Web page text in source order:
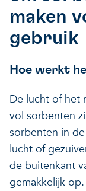
maken
gebruik
Hoe werkt
De lucht of het
vol sorbenten
sorbenten in
lucht of
de buitenkant
gemakkelijk